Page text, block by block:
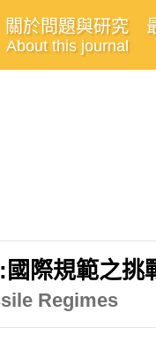
關於問題與研究
About this journal
際規範之挑
Regimes